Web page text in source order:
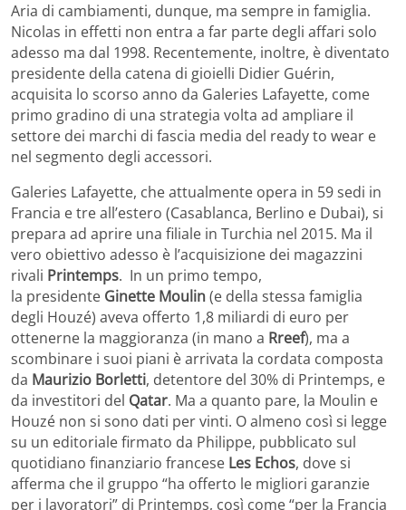
Aria di cambiamenti, dunque, ma sempre in famiglia.
Nicolas in effetti non entra a far parte degli affari solo
adesso ma dal 1998. Recentemente, inoltre, è diventato
presidente della catena di gioielli Didier Guérin,
acquisita lo scorso anno da Galeries Lafayette, come
primo gradino di una strategia volta ad ampliare il
settore dei marchi di fascia media del ready to wear e
nel segmento degli accessori.
Galeries Lafayette, che attualmente opera in 59 sedi in
Francia e tre all’estero (Casablanca, Berlino e Dubai), si
prepara ad aprire una filiale in Turchia nel 2015. Ma il
vero obiettivo adesso è l’acquisizione dei magazzini
rivali Printemps. In un primo tempo,
la presidente Ginette Moulin(e della stessa famiglia
degli Houzé) aveva offerto 1,8 miliardi di euro per
ottenerne la maggioranza (in mano a Rreef), ma a
scombinare i suoi piani è arrivata la cordata composta
da Maurizio Borletti, detentore del 30% di Printemps, e
da investitori del Qatar. Ma a quanto pare, la Moulin e
Houzé non si sono dati per vinti. O almeno così si legge
su un editoriale firmato da Philippe, pubblicato sul
quotidiano finanziario francese Les Echos, dove si
afferma che il gruppo “ha offerto le migliori garanzie
per i lavoratori” di Printemps, così come “per la Francia